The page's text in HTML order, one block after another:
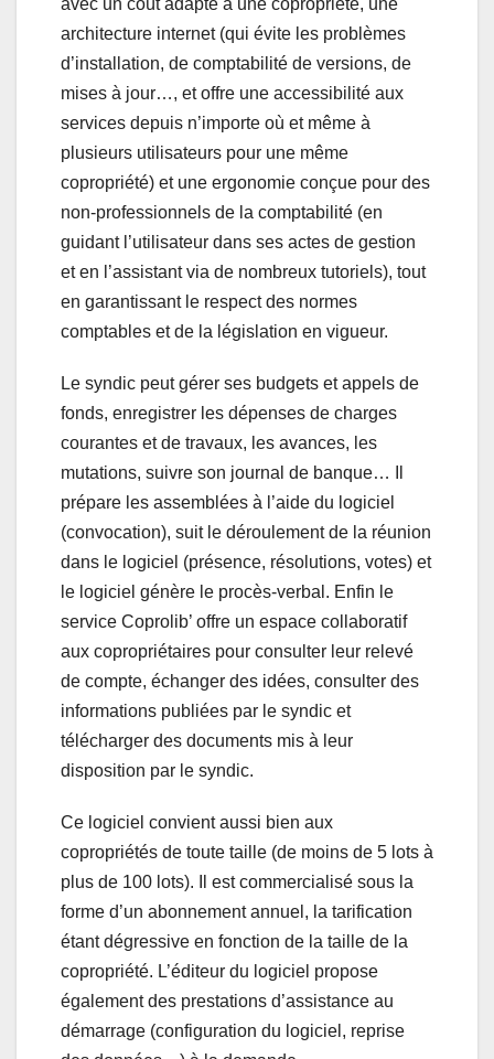
avec un coût adapté à une copropriété, une
architecture internet (qui évite les problèmes
d’installation, de comptabilité de versions, de
mises à jour…, et offre une accessibilité aux
services depuis n’importe où et même à
plusieurs utilisateurs pour une même
copropriété) et une ergonomie conçue pour des
non-professionnels de la comptabilité (en
guidant l’utilisateur dans ses actes de gestion
et en l’assistant via de nombreux tutoriels), tout
en garantissant le respect des normes
comptables et de la législation en vigueur.
Le syndic peut gérer ses budgets et appels de
fonds, enregistrer les dépenses de charges
courantes et de travaux, les avances, les
mutations, suivre son journal de banque… Il
prépare les assemblées à l’aide du logiciel
(convocation), suit le déroulement de la réunion
dans le logiciel (présence, résolutions, votes) et
le logiciel génère le procès-verbal. Enfin le
service Coprolib’ offre un espace collaboratif
aux copropriétaires pour consulter leur relevé
de compte, échanger des idées, consulter des
informations publiées par le syndic et
télécharger des documents mis à leur
disposition par le syndic.
Ce logiciel convient aussi bien aux
copropriétés de toute taille (de moins de 5 lots à
plus de 100 lots). Il est commercialisé sous la
forme d’un abonnement annuel, la tarification
étant dégressive en fonction de la taille de la
copropriété. L’éditeur du logiciel propose
également des prestations d’assistance au
démarrage (configuration du logiciel, reprise